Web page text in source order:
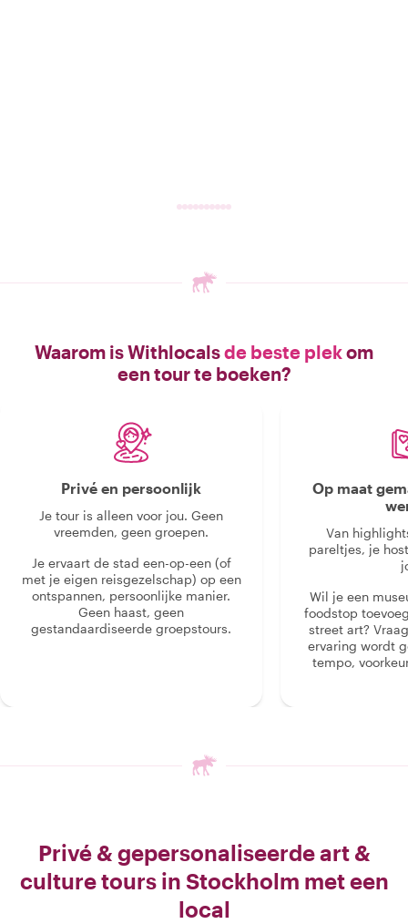
Waarom is Withlocalsde beste plekom
een tour te boeken?
Privé en persoonlijk
Je tour is alleen voor jou. Geen
vreemden, geen groepen.
Je ervaart de stad een-op-een (of
met je eigen reisgezelschap) op een
ontspannen, persoonlijke manier.
Geen haast, geen
gestandaardiseerde groepstours.
Op maat
Van
pareltjes, je
Wil je een
foodstop
street art?
ervaring wordt
tempo,
Privé & gepersonaliseerde art &
culture tours in Stockholm met een
local